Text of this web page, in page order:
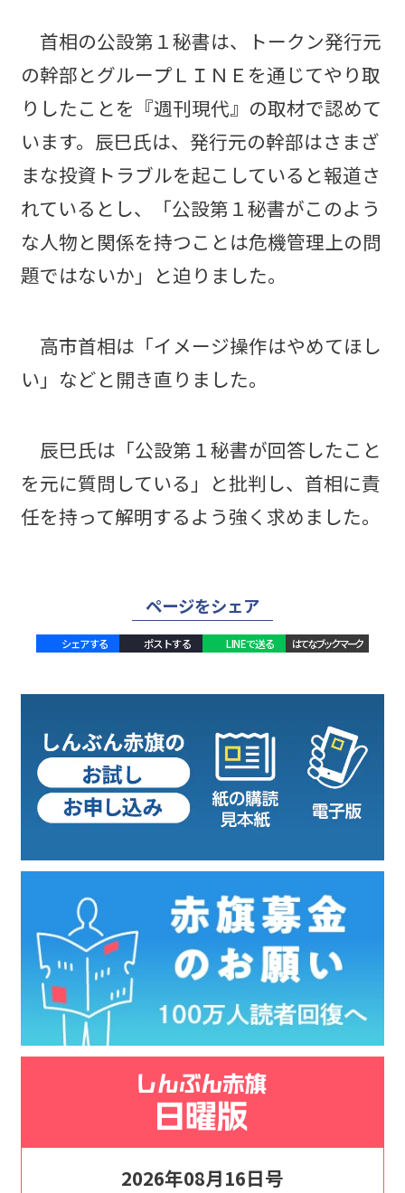
首相の公設第１秘書は、トークン発行元
の幹部とグループＬＩＮＥを通じてやり取
りしたことを『週刊現代』の取材で認めて
います。辰巳氏は、発行元の幹部はさまざ
まな投資トラブルを起こしていると報道さ
れているとし、「公設第１秘書がこのよう
な人物と関係を持つことは危機管理上の問
題ではないか」と迫りました。
高市首相は「イメージ操作はやめてほし
い」などと開き直りました。
辰巳氏は「公設第１秘書が回答したこと
を元に質問している」と批判し、首相に責
任を持って解明するよう強く求めました。
ページをシェア
シェアする ポストする LINEで送る はてなブックマーク
2026年08月16日号